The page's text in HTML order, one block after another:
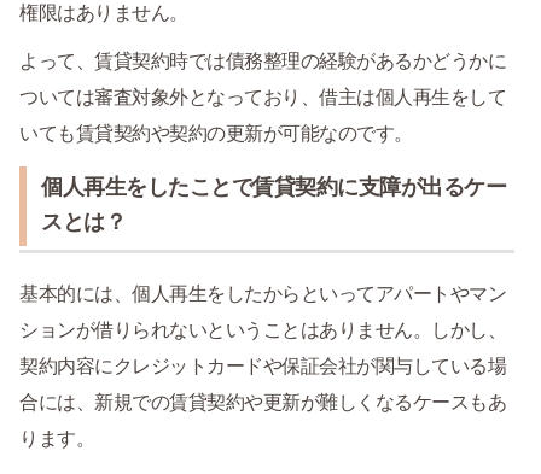
権限はありません。
よって、賃貸契約時では債務整理の経験があるかどうかに
ついては審査対象外となっており、借主は個人再生をして
いても賃貸契約や契約の更新が可能なのです。
個人再生をしたことで賃貸契約に支障が出るケー
スとは？
基本的には、個人再生をしたからといってアパートやマン
ションが借りられないということはありません。しかし、
契約内容にクレジットカードや保証会社が関与している場
合には、新規での賃貸契約や更新が難しくなるケースもあ
ります。